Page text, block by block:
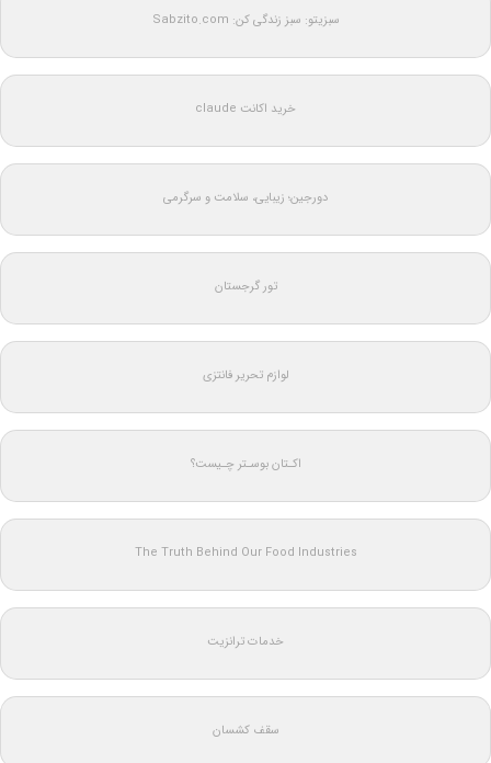
سبزیتو: سبز زندگی کن: Sabzito.com
خرید اکانت claude
دورجین؛ زیبایی، سلامت و سرگرمی
تور گرجستان
لوازم تحریر فانتزی
اکـتان بوسـتر چـیست؟
The Truth Behind Our Food Industries
خدمات ترانزیت
سقف کشسان